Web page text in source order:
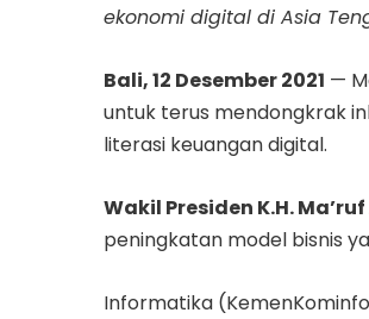
ekonomi digital di Asia
Bali, 12 Desember 2021 —
untuk terus mendongkrak
literasi keuangan digital.
Wakil Presiden K.H.
peningkatan model bisnis
Informatika